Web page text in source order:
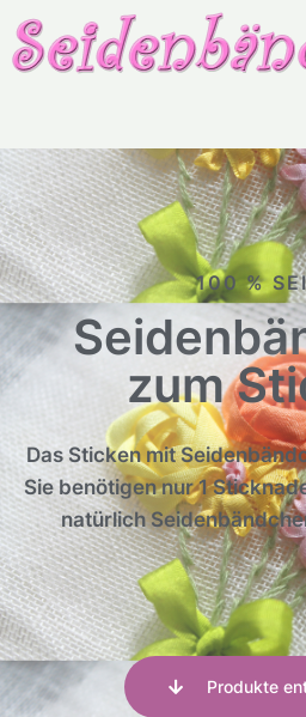
100 %
zum
Das Sticken mit
Sie benötigen nur 1
natürlich
Produkte